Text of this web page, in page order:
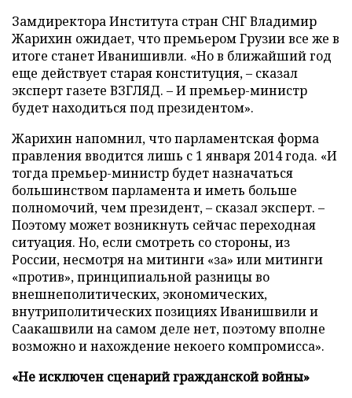
Замдиректора Института стран СНГ Владимир
Жарихин ожидает, что премьером Грузии все же в
итоге станет Иванишивли. «Но в ближайший год
еще действует старая конституция, – сказал
эксперт газете ВЗГЛЯД. – И премьер-министр
будет находиться под президентом».
Жарихин напомнил, что парламентская форма
правления вводится лишь с 1 января 2014 года. «И
тогда премьер-министр будет назначаться
большинством парламента и иметь больше
полномочий, чем президент, – сказал эксперт. –
Поэтому может возникнуть сейчас переходная
ситуация. Но, если смотреть со стороны, из
России, несмотря на митинги «за» или митинги
«против», принципиальной разницы во
внешнеполитических, экономических,
внутриполитических позициях Иванишвили и
Саакашвили на самом деле нет, поэтому вполне
возможно и нахождение некоего компромисса».
«Не исключен сценарий гражданской войны»